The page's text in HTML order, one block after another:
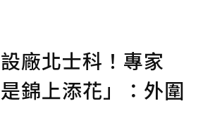
廠北士科！專家
是錦上添花」：外圍